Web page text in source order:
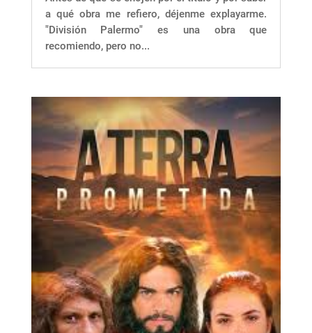
a qué obra me refiero, déjenme explayarme.
"División Palermo" es una obra que
recomiendo, pero no...